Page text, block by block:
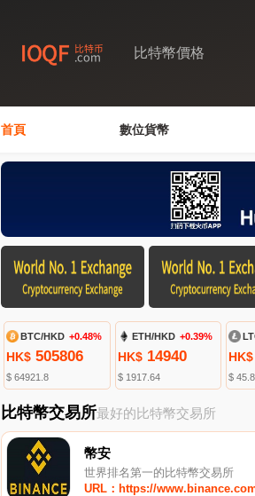
比特幣價格
首頁 數位貨幣
BTC/HKD +0.48%
HK$ 505806
$ 64921.8
ETH/HKD +0.39%
HK$14940
$ 1917.64
HK$
$
比特幣交易所最好的比特幣交易所
幣安
世界排名第一的比特幣交易所
URL：https://